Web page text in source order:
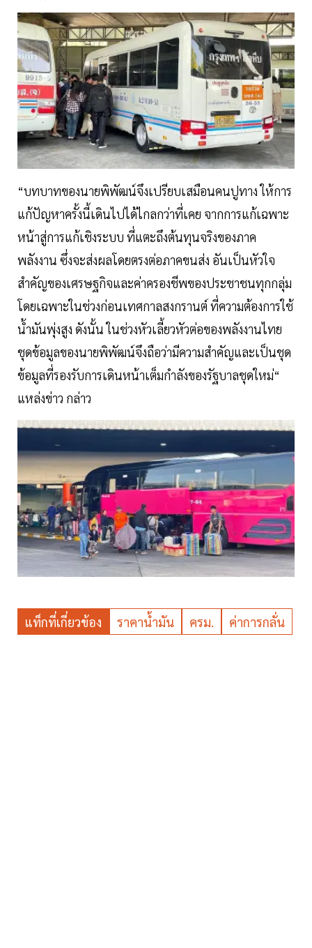
“บทบาทของนายพิพัฒน์จึงเปรียบเสมือนคนปูทาง ให้การ
แก้ปัญหาครั้งนี้เดินไปได้ไกลกว่าที่เคย จากการแก้เฉพาะ
หน้าสู่การแก้เชิงระบบ ที่แตะถึงต้นทุนจริงของภาค
พลังงาน ซึ่งจะส่งผลโดยตรงต่อภาคขนส่ง อันเป็นหัวใจ
สำคัญของเศรษฐกิจและค่าครองชีพของประชาชนทุกกลุ่ม
โดยเฉพาะในช่วงก่อนเทศกาลสงกรานต์ ที่ความต้องการใช้
น้ำมันพุ่งสูง ดังนั้น ในช่วงหัวเลี้ยวหัวต่อของพลังงานไทย
ชุดข้อมูลของนายพิพัฒน์จึงถือว่ามีความสำคัญและเป็นชุด
ข้อมูลที่รองรับการเดินหน้าเต็มกำลังของรัฐบาลชุดใหม่“
แหล่งข่าว กล่าว
แท็กที่เกี่ยวข้อง ราคาน้ำมัน ครม. ค่าการกลั่น